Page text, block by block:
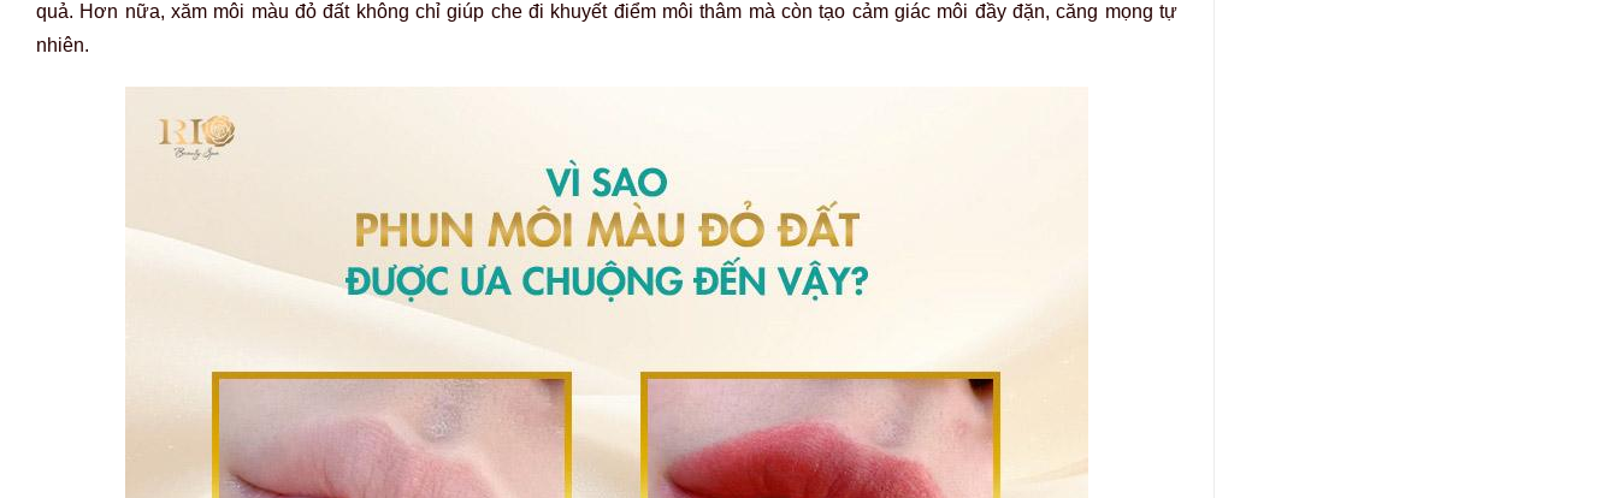
quả. Hơn nữa, xăm môi màu đỏ đất không chỉ giúp che đi khuyết điểm môi thâm mà còn tạo cảm giác môi đầy đặn, căng mọng tự
nhiên.